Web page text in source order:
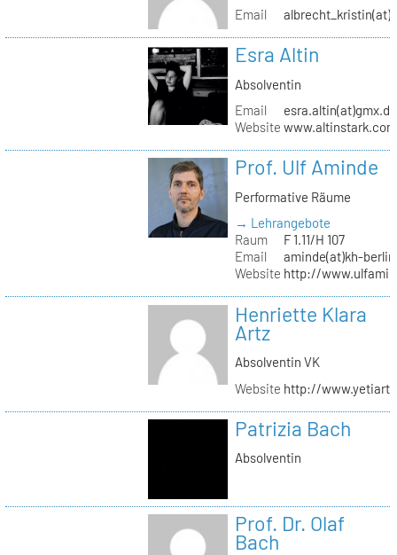
Email
Esra Altin
Absolventin
Email
esra.altin(at)gmx.de
Website www.altinstark.com
Prof. Ulf Aminde
Performative Räume
→ Lehrangebote
Raum
F 1.11/H 107
Email
aminde(at)kh-
Website http://
Henriette Klara
Artz
Absolventin VK
Website http://
Patrizia Bach
Absolventin
Prof. Dr. Olaf
Bach